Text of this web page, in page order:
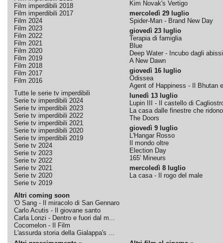
Film imperdibili 2018
Film imperdibili 2017
Film 2024
Film 2023
Film 2022
Film 2021
Film 2020
Film 2019
Film 2018
Film 2017
Film 2016
Tutte le serie tv imperdibili
Serie tv imperdibili 2024
Serie tv imperdibili 2023
Serie tv imperdibili 2022
Serie tv imperdibili 2021
Serie tv imperdibili 2020
Serie tv imperdibili 2019
Serie tv 2024
Serie tv 2023
Serie tv 2022
Serie tv 2021
Serie tv 2020
Serie tv 2019
Altri coming soon
'O Sang - Il miracolo di San Gennaro
Carlo Acutis - Il giovane santo
Carla Lonzi - Dentro e fuori dal m...
Cocomelon - Il Film
L'assurda storia della Gialappa's ...
Kim Novak's Vertigo
mercoledì 29 luglio
Spider-Man - Brand New Day
giovedì 23 luglio
Terapia di famiglia
Blue
Deep Water - Incubo dagli abissi
A New Dawn
giovedì 16 luglio
Odissea
Agent of Happiness - Il Bhutan
lunedì 13 luglio
Lupin III - Il castello di
La casa dalle finestre che ridono
The Doors
giovedì 9 luglio
L'Hangar Rosso
Il mondo oltre
Election Day
165' Mineurs
mercoledì 8 luglio
La casa - Il rogo del male